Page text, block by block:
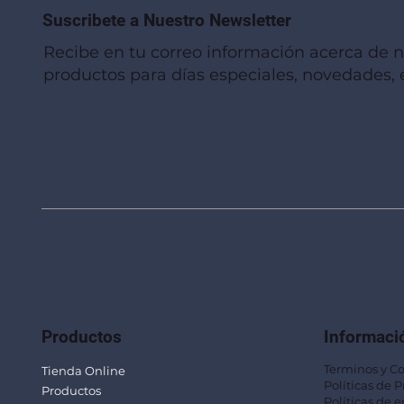
Suscribete a Nuestro Newsletter
Recibe en tu correo información acerca de
productos para días especiales, novedades,
Productos
Tienda Online
Productos
Terminos y
Políticas de